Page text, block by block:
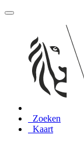
Zoeken
Kaart